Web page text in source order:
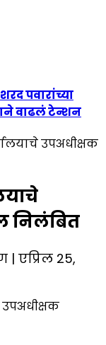
पवारांच्या
वाढलं टेन्शन
उपअधीक्षक
निलंबित
| एप्रिल 25,